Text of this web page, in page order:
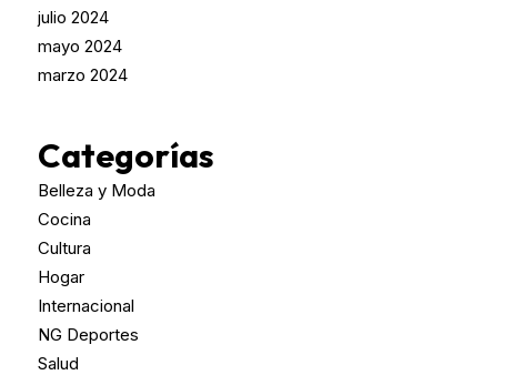
julio 2024
mayo 2024
marzo 2024
Categorías
Belleza y Moda
Cocina
Cultura
Hogar
Internacional
NG Deportes
Salud